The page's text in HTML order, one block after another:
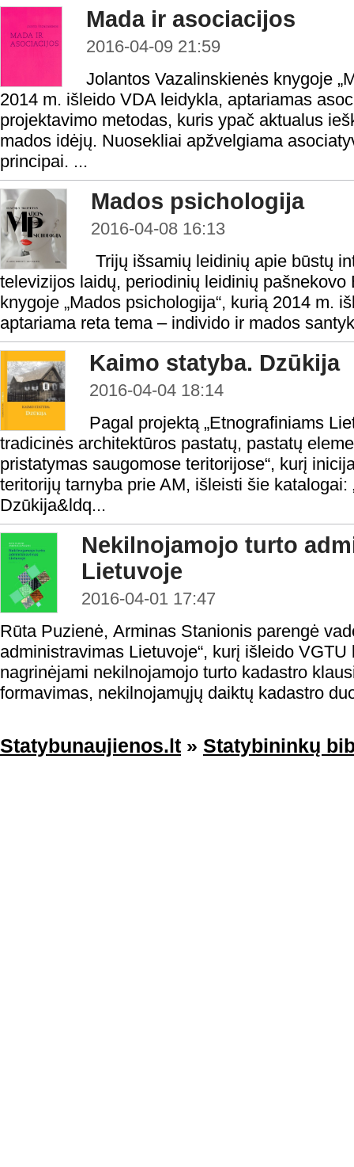
Mada ir asociacijos
2016-04-09 21:59
Jolantos Vazalinskienės knygoje
2014 m. išleido VDA leidykla, aptariamas
projektavimo metodas, kuris ypač aktualus
mados idėjų. Nuosekliai apžvelgiama
principai. ...
Mados psichologija
2016-04-08 16:13
Trijų išsamių leidinių apie būstų
televizijos laidų, periodinių leidinių pašnekovo
knygoje „Mados psichologija“, kurią 2014 m.
aptariama reta tema – individo ir mados
Kaimo statyba. Dzūkija
2016-04-04 18:14
Pagal projektą „Etnografiniams
tradicinės architektūros pastatų, pastatų
pristatymas saugomose teritorijose“, kurį
teritorijų tarnyba prie AM, išleisti šie katalogai:
Dzūkija&ldq...
Nekilnojamojo turto
Lietuvoje
2016-04-01 17:47
Rūta Puzienė, Arminas Stanionis parengė
administravimas Lietuvoje“, kurį išleido
nagrinėjami nekilnojamojo turto kadastro
formavimas, nekilnojamųjų daiktų kadastro
Statybunaujienos.lt » Statybininkų